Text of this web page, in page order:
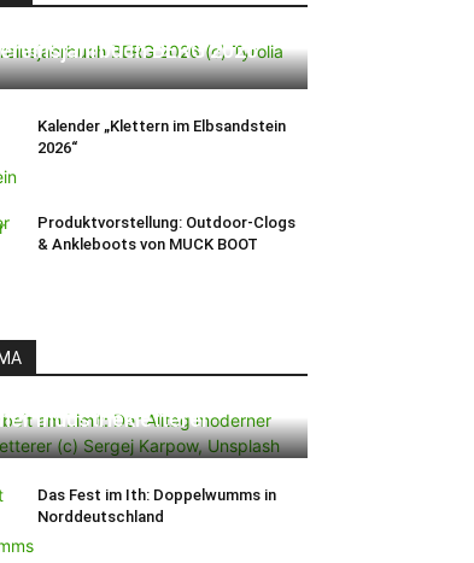
BERG 2026
Kalender „Klettern im Elbsandstein
2026“
Produktvorstellung: Outdoor-Clogs
& Ankleboots von MUCK BOOT
Industriekletterer
Das Fest im Ith: Doppelwumms in
Norddeutschland